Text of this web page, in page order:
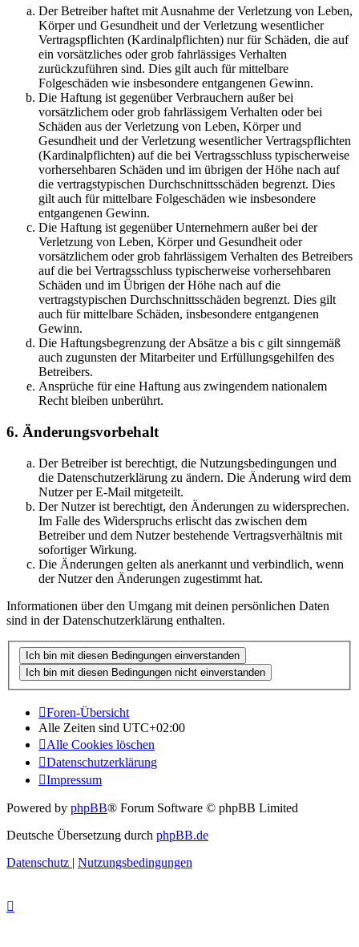
Der Betreiber haftet mit Ausnahme der Verletzung von Leben,
Körper und Gesundheit und der Verletzung wesentlicher
Vertragspflichten (Kardinalpflichten) nur für Schäden, die auf
ein vorsätzliches oder grob fahrlässiges Verhalten
zurückzuführen sind. Dies gilt auch für mittelbare
Folgeschäden wie insbesondere entgangenen Gewinn.
Die Haftung ist gegenüber Verbrauchern außer bei
vorsätzlichem oder grob fahrlässigem Verhalten oder bei
Schäden aus der Verletzung von Leben, Körper und
Gesundheit und der Verletzung wesentlicher Vertragspflichten
(Kardinalpflichten) auf die bei Vertragsschluss typischerweise
vorhersehbaren Schäden und im übrigen der Höhe nach auf
die vertragstypischen Durchschnittsschäden begrenzt. Dies
gilt auch für mittelbare Folgeschäden wie insbesondere
entgangenen Gewinn.
Die Haftung ist gegenüber Unternehmern außer bei der
Verletzung von Leben, Körper und Gesundheit oder
vorsätzlichem oder grob fahrlässigem Verhalten des Betreibers
auf die bei Vertragsschluss typischerweise vorhersehbaren
Schäden und im Übrigen der Höhe nach auf die
vertragstypischen Durchschnittsschäden begrenzt. Dies gilt
auch für mittelbare Schäden, insbesondere entgangenen
Gewinn.
Die Haftungsbegrenzung der Absätze a bis c gilt sinngemäß
auch zugunsten der Mitarbeiter und Erfüllungsgehilfen des
Betreibers.
Ansprüche für eine Haftung aus zwingendem nationalem
Recht bleiben unberührt.
6. Änderungsvorbehalt
Der Betreiber ist berechtigt, die Nutzungsbedingungen und
die Datenschutzerklärung zu ändern. Die Änderung wird dem
Nutzer per E-Mail mitgeteilt.
Der Nutzer ist berechtigt, den Änderungen zu widersprechen.
Im Falle des Widerspruchs erlischt das zwischen dem
Betreiber und dem Nutzer bestehende Vertragsverhältnis mit
sofortiger Wirkung.
Die Änderungen gelten als anerkannt und verbindlich, wenn
der Nutzer den Änderungen zugestimmt hat.
Informationen über den Umgang mit deinen persönlichen Daten
sind in der Datenschutzerklärung enthalten.
Foren-Übersicht
Alle Zeiten sind UTC+02:00
Alle Cookies löschen
Datenschutzerklärung
Impressum
Powered by phpBB® Forum Software © phpBB Limited
Deutsche Übersetzung durch phpBB.de
Datenschutz | Nutzungsbedingungen